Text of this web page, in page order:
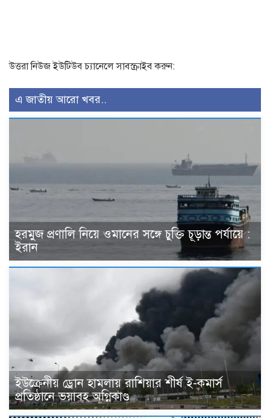
উত্তরা নিউজ ইউটিউব চ্যানেলে সাবস্ক্রাইব করুন:
এ জাতীয় আরো খবর..
হরমুজ প্রণালি নিয়ে ওমানের সঙ্গে চুক্তি চূড়ান্ত পর্যায়ে :
ইরান
ইউক্রেনীয় ড্রোন হামলায় রাশিয়ার শীর্ষ ই-কমার্স
প্রতিষ্ঠানে ভয়াবহ অগ্নিকাণ্ড